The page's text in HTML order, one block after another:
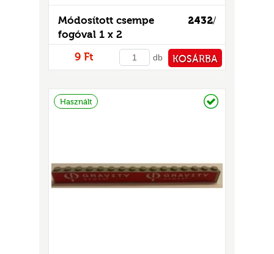
2432/
Módosított csempe
fogóval 1 x 2
9 Ft db KOSÁRBA
Használt